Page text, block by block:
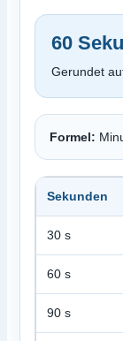
60
Gerundet
Formel:
Sekunden
30 s
60 s
90 s